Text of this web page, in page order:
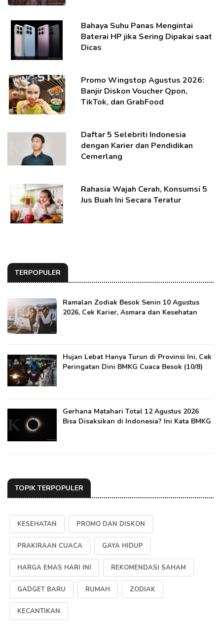
Bahaya Suhu Panas Mengintai
Baterai HP jika Sering Dipakai saat
Dicas
Promo Wingstop Agustus 2026:
Banjir Diskon Voucher Qpon,
TikTok, dan GrabFood
Daftar 5 Selebriti Indonesia
dengan Karier dan Pendidikan
Cemerlang
Rahasia Wajah Cerah, Konsumsi 5
Jus Buah Ini Secara Teratur
TERPOPULER
Ramalan Zodiak Besok Senin 10 Agustus
2026, Cek Karier, Asmara dan Kesehatan
Hujan Lebat Hanya Turun di Provinsi Ini, Cek
Peringatan Dini BMKG Cuaca Besok (10/8)
Gerhana Matahari Total 12 Agustus 2026
Bisa Disaksikan di Indonesia? Ini Kata BMKG
TOPIK TERPOPULER
KESEHATAN PROMO DAN DISKON
PRAKIRAAN CUACA GAYA HIDUP
HARGA EMAS HARI INI REKOMENDASI SAHAM
GADGET BARU RUMAH ZODIAK
KECANTIKAN